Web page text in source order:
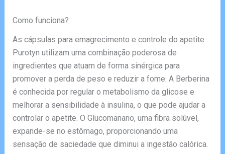
Como funciona?
As cápsulas para emagrecimento e controle do apetite
Purotyn utilizam uma combinação poderosa de
ingredientes que atuam de forma sinérgica para
promover a perda de peso e reduzir a fome. A Berberina
é conhecida por regular o metabolismo da glicose e
melhorar a sensibilidade à insulina, o que pode ajudar a
controlar o apetite. O Glucomanano, uma fibra solúvel,
expande-se no estômago, proporcionando uma
sensação de saciedade que diminui a ingestão calórica.